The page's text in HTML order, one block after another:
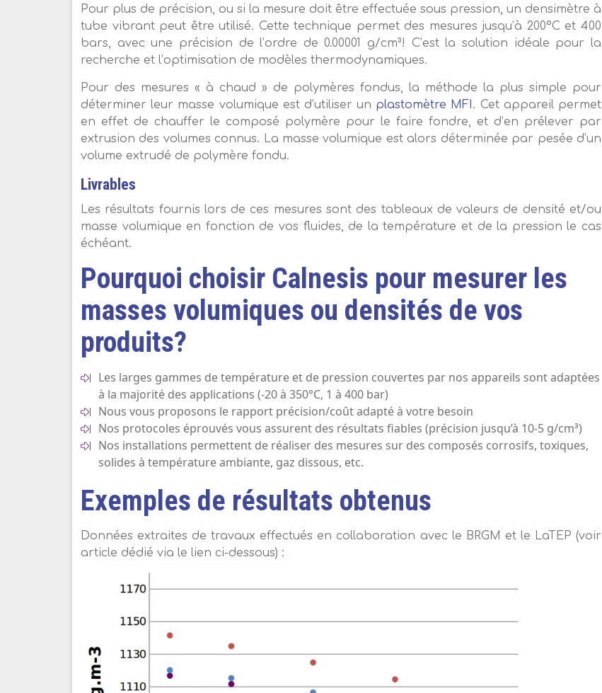
Pour plus de précision, ou si la mesure doit être effectuée sous pression, un densimètre à
tube vibrant peut être utilisé. Cette technique permet des mesures jusqu’à 200°C et 400
bars, avec une précision de l’ordre de 0.00001 g/cm³! C’est la solution idéale pour la
recherche et l’optimisation de modèles thermodynamiques.
Pour des mesures « à chaud » de polymères fondus, la méthode la plus simple pour
déterminer leur masse volumique est d’utiliser un plastomètre MFI. Cet appareil permet
en effet de chauffer le composé polymère pour le faire fondre, et d’en prélever par
extrusion des volumes connus. La masse volumique est alors déterminée par pesée d’un
volume extrudé de polymère fondu.
Livrables
Les résultats fournis lors de ces mesures sont des tableaux de valeurs de densité et/ou
masse volumique en fonction de vos fluides, de la température et de la pression le cas
échéant.
Pourquoi choisir Calnesis pour mesurer les
masses volumiques ou densités de vos
produits?
Les larges gammes de température et de pression couvertes par nos appareils sont adaptées
à la majorité des applications (-20 à 350°C, 1 à 400 bar)
Nous vous proposons le rapport précision/coût adapté à votre besoin
Nos protocoles éprouvés vous assurent des résultats fiables (précision jusqu’à 10-5 g/cm³)
Nos installations permettent de réaliser des mesures sur des composés corrosifs, toxiques,
solides à température ambiante, gaz dissous, etc.
Exemples de résultats obtenus
Données extraites de travaux effectués en collaboration avec le BRGM et le LaTEP (voir
article dédié via le lien ci-dessous) :